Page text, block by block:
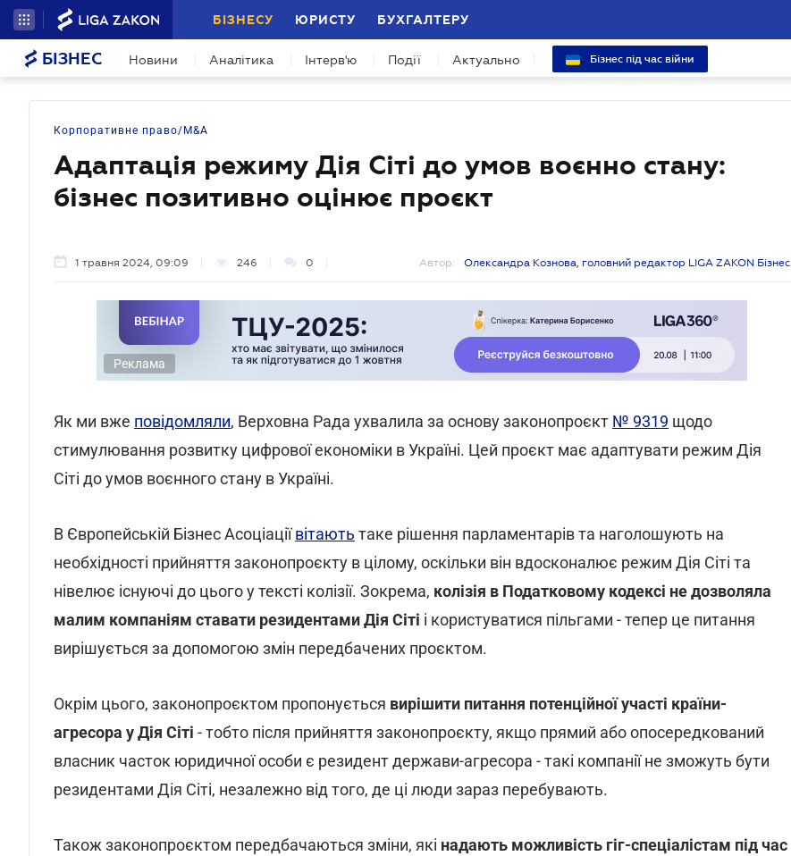
БІЗНЕСУ ЮРИСТУ БУХГАЛТЕРУ
БІЗНЕС Новини Аналітика Інтерв'ю Події Актуально Бізнес під час війни
Корпоративне право/M&A
Адаптація режиму Дія Сіті до умов воєнно стану:
бізнес позитивно оцінює проєкт
1 травня 2024, 09:09 246 0 Автор: Олександра Кознова, головний редактор LIGA ZAKON Бізнес
Реклама
Як ми вже повідомляли, Верховна Рада ухвалила за основу законопроєкт № 9319 щодо
стимулювання розвитку цифрової економіки в Україні. Цей проєкт має адаптувати режим Дія
Сіті до умов воєнного стану в Україні.
В Європейській Бізнес Асоціаціївітають таке рішення парламентарів та наголошують на
необхідності прийняття законопроєкту в цілому, оскільки він вдосконалює режим Дія Сіті та
нівелює існуючі до цього у тексті колізії. Зокрема, колізія в Податковому кодексі не дозволяла
малим компаніям ставати резидентами Дія Cіті і користуватися пільгами - тепер це питання
вирішується за допомогою змін передбачених проєктом.
Окрім цього, законопроєктом пропонується вирішити питання потенційної участі країни-
агресора у Дія Сіті - тобто після прийняття законопроєкту, якщо прямий або опосередкований
власник часток юридичної особи є резидент держави-агресора - такі компанії не зможуть бути
резидентами Дія Сіті, незалежно від того, де ці люди зараз перебувають.
Також законопроєктом передбачаються зміни, які надають можливість гіг-спеціалістам під час